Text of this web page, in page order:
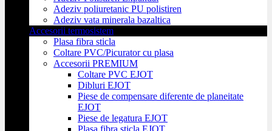
Adeziv poliuretanic PU polistiren
Adeziv vata minerala bazaltica
Accesorii termosistem
Plasa fibra sticla
Coltare PVC/Picurator cu plasa
Accesorii PREMIUM
Coltare PVC EJOT
Dibluri EJOT
Piese de compensare diferente de planeitate
EJOT
Piese de legatura EJOT
Plasa fibra sticla EJOT